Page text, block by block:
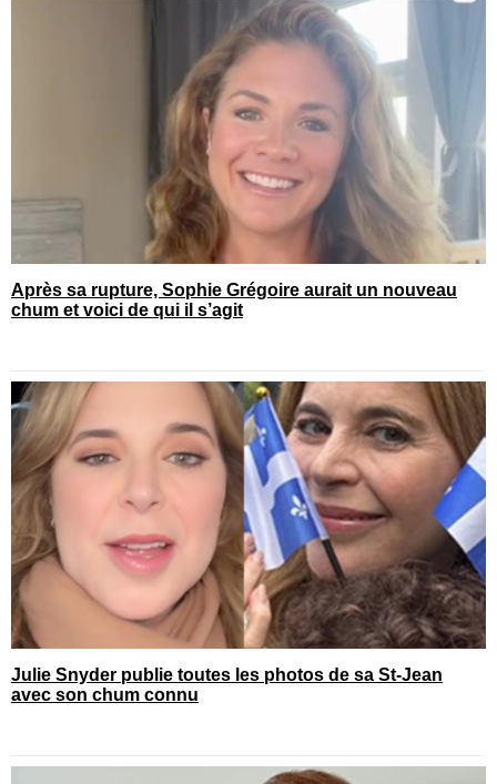
Après sa rupture, Sophie Grégoire aurait un nouveau
chum et voici de qui il s’agit
Julie Snyder publie toutes les photos de sa St-Jean
avec son chum connu